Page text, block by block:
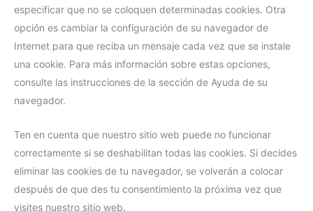
especificar que no se coloquen determinadas cookies. Otra
opción es cambiar la configuración de su navegador de
Internet para que reciba un mensaje cada vez que se instale
una cookie. Para más información sobre estas opciones,
consulte las instrucciones de la sección de Ayuda de su
navegador.
Ten en cuenta que nuestro sitio web puede no funcionar
correctamente si se deshabilitan todas las cookies. Si decides
eliminar las cookies de tu navegador, se volverán a colocar
después de que des tu consentimiento la próxima vez que
visites nuestro sitio web.